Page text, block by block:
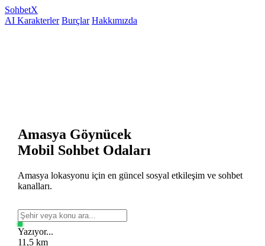
SohbetX
AI Karakterler Burçlar Hakkımızda
Amasya Göynücek
Mobil Sohbet Odaları
Amasya lokasyonu için en güncel sosyal etkileşim ve sohbet
kanalları.
Yazıyor...
11,5 km